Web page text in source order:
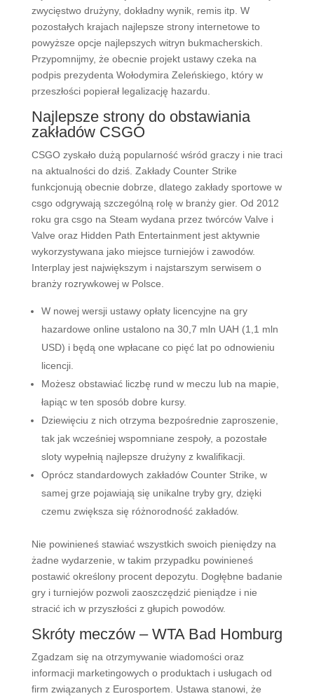
zwycięstwo drużyny, dokładny wynik, remis itp. W
pozostałych krajach najlepsze strony internetowe to
powyższe opcje najlepszych witryn bukmacherskich.
Przypomnijmy, że obecnie projekt ustawy czeka na
podpis prezydenta Wołodymira Zeleńskiego, który w
przeszłości popierał legalizację hazardu.
Najlepsze strony do obstawiania
zakładów CSGO
CSGO zyskało dużą popularność wśród graczy i nie traci
na aktualności do dziś. Zakłady Counter Strike
funkcjonują obecnie dobrze, dlatego zakłady sportowe w
csgo odgrywają szczególną rolę w branży gier. Od 2012
roku gra csgo na Steam wydana przez twórców Valve i
Valve oraz Hidden Path Entertainment jest aktywnie
wykorzystywana jako miejsce turniejów i zawodów.
Interplay jest największym i najstarszym serwisem o
branży rozrywkowej w Polsce.
W nowej wersji ustawy opłaty licencyjne na gry
hazardowe online ustalono na 30,7 mln UAH (1,1 mln
USD) i będą one wpłacane co pięć lat po odnowieniu
licencji.
Możesz obstawiać liczbę rund w meczu lub na mapie,
łapiąc w ten sposób dobre kursy.
Dziewięciu z nich otrzyma bezpośrednie zaproszenie,
tak jak wcześniej wspomniane zespoły, a pozostałe
sloty wypełnią najlepsze drużyny z kwalifikacji.
Oprócz standardowych zakładów Counter Strike, w
samej grze pojawiają się unikalne tryby gry, dzięki
czemu zwiększa się różnorodność zakładów.
Nie powinieneś stawiać wszystkich swoich pieniędzy na
żadne wydarzenie, w takim przypadku powinieneś
postawić określony procent depozytu. Dogłębne badanie
gry i turniejów pozwoli zaoszczędzić pieniądze i nie
stracić ich w przyszłości z głupich powodów.
Skróty meczów – WTA Bad Homburg
Zgadzam się na otrzymywanie wiadomości oraz
informacji marketingowych o produktach i usługach od
firm związanych z Eurosportem. Ustawa stanowi, że ​​